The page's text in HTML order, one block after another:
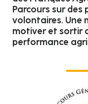
Parcours sur des
volontaires. Une
motiver et sortir
performance